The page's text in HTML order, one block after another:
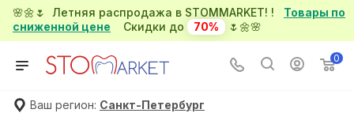
🌸🌼🌷 Летняя распродажа в STOMMARKET! ! Товары по
сниженной цене Скидки до 70% 🌷🌼🌸
0
Ваш регион: Санкт-Петербург